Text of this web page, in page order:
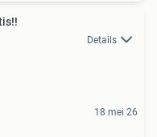
Details
18 mei 26